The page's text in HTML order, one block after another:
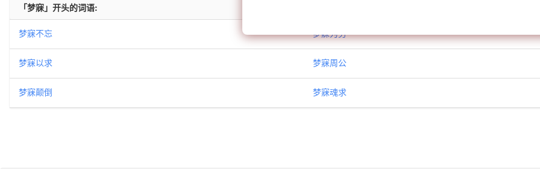
「梦寐」开头的词语:
梦寐不忘 梦寐为劳
梦寐以求 梦寐周公
梦寐颠倒 梦寐魂求